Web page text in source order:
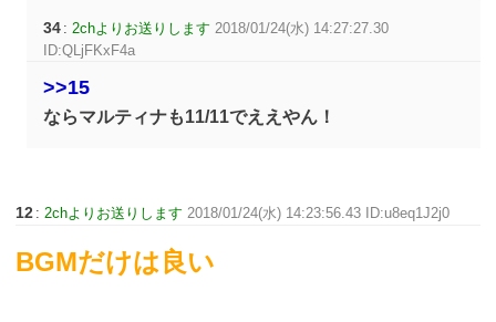
34 :2chよりお送りします 2018/01/24(水) 14:27:27.30
ID:QLjFKxF4a
>>15
ならマルティナも11/11でええやん！
12 :2chよりお送りします 2018/01/24(水) 14:23:56.43 ID:u8eq1J2j0
BGMだけは良い